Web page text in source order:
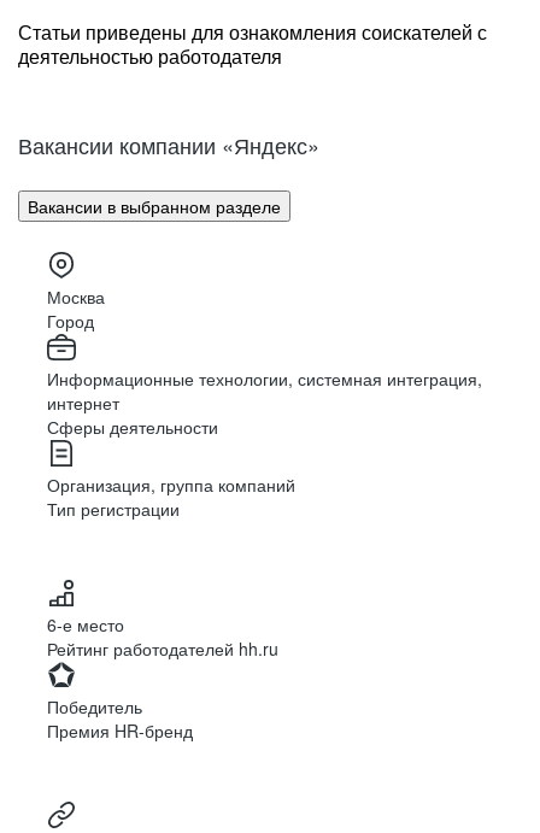
Статьи приведены для ознакомления соискателей с
деятельностью работодателя
Вакансии компании «Яндекс»
Вакансии в выбранном разделе
Москва
Город
Информационные технологии, системная интеграция,
интернет
Сферы деятельности
Организация, группа компаний
Тип регистрации
6-е место
Рейтинг работодателей hh.ru
Победитель
Премия HR-бренд